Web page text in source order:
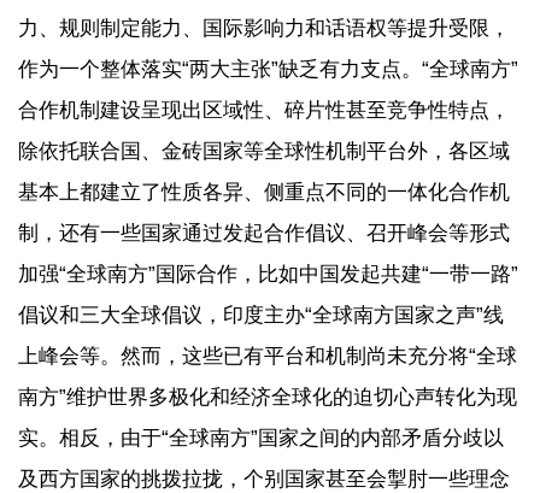
力、规则制定能力、国际影响力和话语权等提升受限，
作为一个整体落实“两大主张”缺乏有力支点。“全球南方”
合作机制建设呈现出区域性、碎片性甚至竞争性特点，
除依托联合国、金砖国家等全球性机制平台外，各区域
基本上都建立了性质各异、侧重点不同的一体化合作机
制，还有一些国家通过发起合作倡议、召开峰会等形式
加强“全球南方”国际合作，比如中国发起共建“一带一路”
倡议和三大全球倡议，印度主办“全球南方国家之声”线
上峰会等。然而，这些已有平台和机制尚未充分将“全球
南方”维护世界多极化和经济全球化的迫切心声转化为现
实。相反，由于“全球南方”国家之间的内部矛盾分歧以
及西方国家的挑拨拉拢，个别国家甚至会掣肘一些理念